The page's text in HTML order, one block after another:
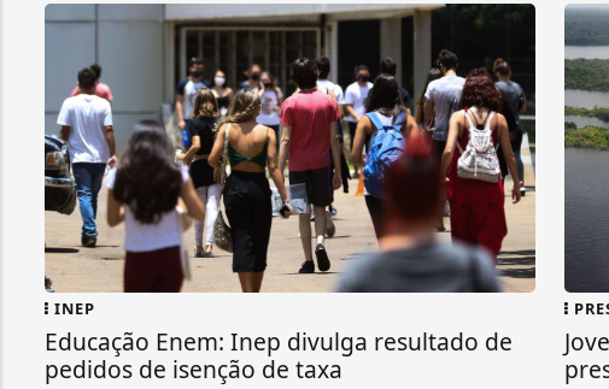
INEP
Educação Enem: Inep divulga resultado de
pedidos de isenção de taxa